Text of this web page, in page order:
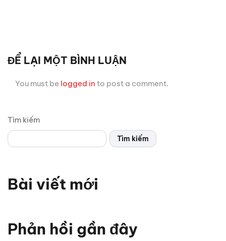
Tìm kiếm
Tìm kiếm
Bài viết mới
Phản hồi gần đây
ĐỂ LẠI MỘT BÌNH LUẬN
You must be logged in to post a comment.